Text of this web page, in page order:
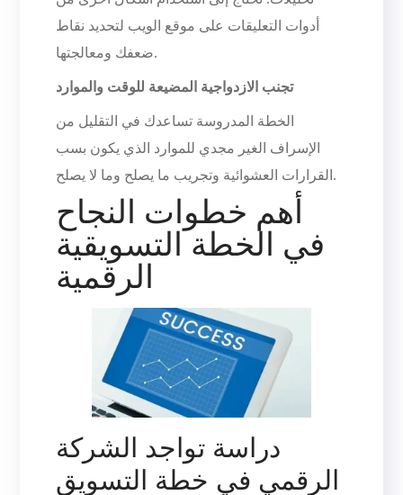
أدوات التعليقات على موقع الويب لتحديد نقاط
ضعفك ومعالجتها.
تجنب الازدواجية المضيعة للوقت والموارد
الخطة المدروسة تساعدك في التقليل من
الإسراف الغير مجدي للموارد الذي يكون بسب
القرارات العشوائية وتجريب ما يصلح وما لا يصلح.
أهم خطوات النجاح
في الخطة التسويقية
الرقمية
دراسة تواجد الشركة
الرقمي في خطة التسويق